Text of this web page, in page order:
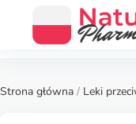
Strona główna / Leki